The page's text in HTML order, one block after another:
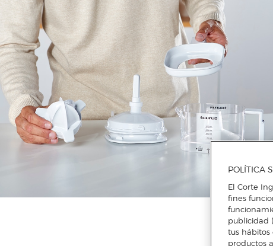
POLÍTICA
El Corte
fines
publicidad
tus hábitos
productos